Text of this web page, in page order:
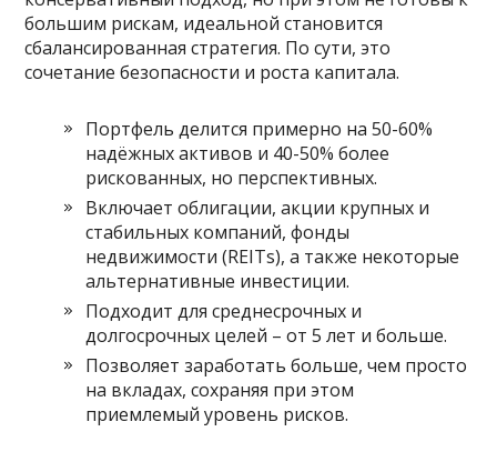
большим рискам, идеальной становится
сбалансированная стратегия. По сути, это
сочетание безопасности и роста капитала.
Портфель делится примерно на 50-60%
надёжных активов и 40-50% более
рискованных, но перспективных.
Включает облигации, акции крупных и
стабильных компаний, фонды
недвижимости (REITs), а также некоторые
альтернативные инвестиции.
Подходит для среднесрочных и
долгосрочных целей – от 5 лет и больше.
Позволяет заработать больше, чем просто
на вкладах, сохраняя при этом
приемлемый уровень рисков.